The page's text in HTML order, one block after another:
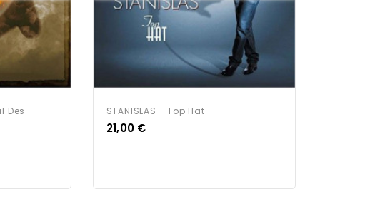
Des
STANISLAS - Top Hat
Prix
21,00 €